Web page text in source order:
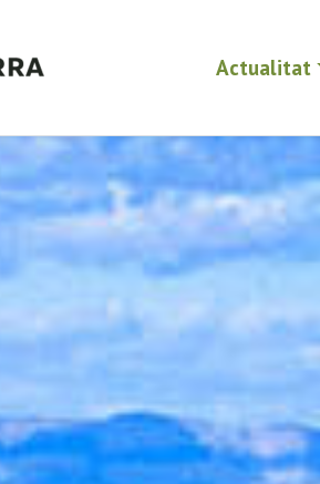
Actualitat